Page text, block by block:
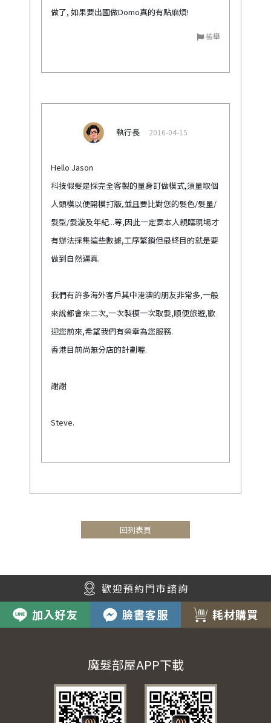
做了, 如果要出國做Domo真的有點麻煩!
檢舉
執行長 2016-04-15
Hello Jason
科技假髮是採完全客製的量身訂做模式,須量取個
人頭模以便開模打版,並且要比對您的髮色/髮量/
髮型/髮漩及年紀...等,因此一定要本人親臨現場才
有辦法採集這些數據,工序繁鎖但最終目的就是要
做到自然逼真.
我們有許多海外客戶其中港澳的朋友非常多,一般
來說都會來二次,一次製模一次取髮,順便旅遊,歡
迎您前來,希望我們有榮幸為您服務.
香港目前尚無分店的計劃喔.
謝謝
Steve.
回列表頁
歡迎預約門市諮詢
加入好友 臉書客服 耗材購買
魔髮部屋APP下載